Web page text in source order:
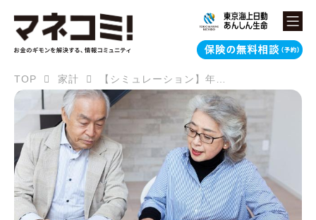
TOP 家計 【シミュレーション】年金に税金はいくらかかる？受給額・世帯別に解説